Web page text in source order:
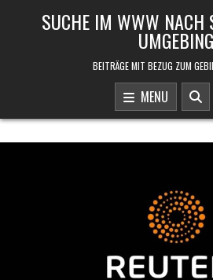
SUCHE IM WWW NACH
UMGEBING
BEITRÄGE MIT BEZUG ZUM
MENU